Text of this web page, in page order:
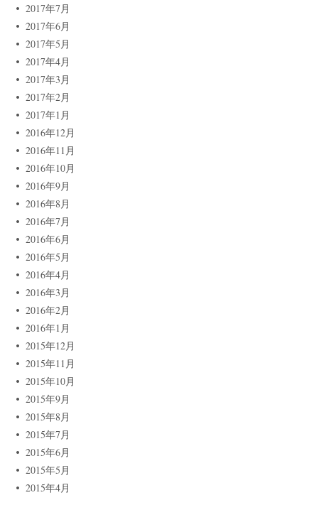
2017年7月
2017年6月
2017年5月
2017年4月
2017年3月
2017年2月
2017年1月
2016年12月
2016年11月
2016年10月
2016年9月
2016年8月
2016年7月
2016年6月
2016年5月
2016年4月
2016年3月
2016年2月
2016年1月
2015年12月
2015年11月
2015年10月
2015年9月
2015年8月
2015年7月
2015年6月
2015年5月
2015年4月